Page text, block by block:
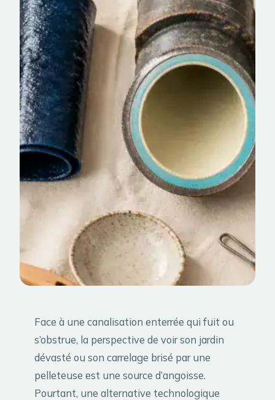
Face à une canalisation enterrée qui fuit ou
s’obstrue, la perspective de voir son jardin
dévasté ou son carrelage brisé par une
pelleteuse est une source d’angoisse.
Pourtant, une alternative technologique